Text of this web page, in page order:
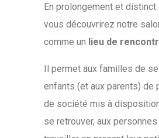
En prolongement et distinct
vous découvrirez notre
comme un lieu de
Il permet aux familles de se
enfants (et aux parents) de
de société mis à
se retrouver, aux